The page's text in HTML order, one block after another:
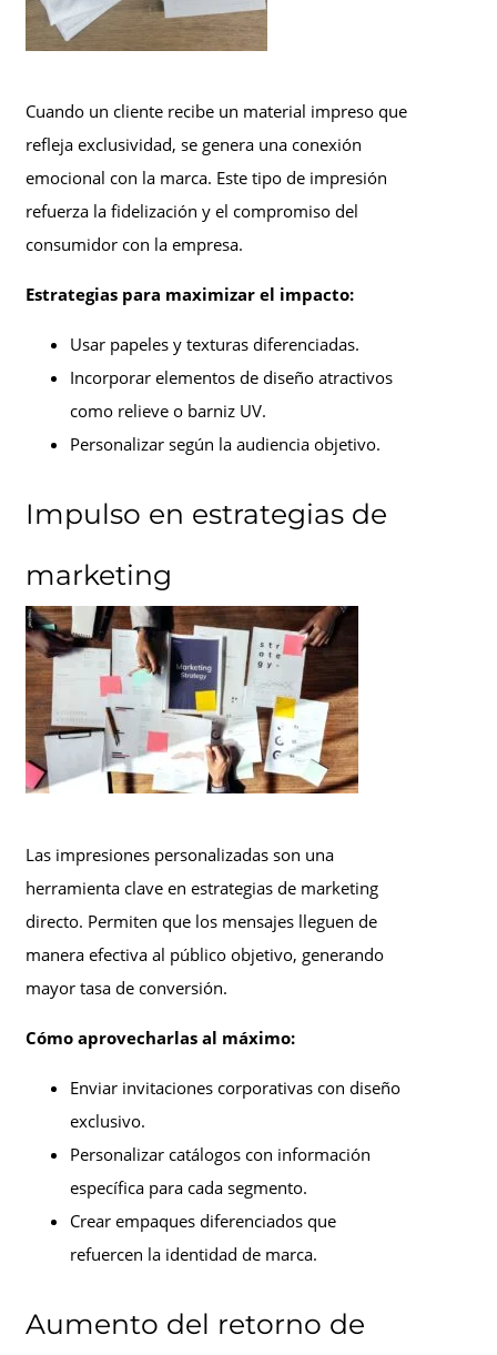
Cuando un cliente recibe un material impreso que
refleja exclusividad, se genera una conexión
emocional con la marca. Este tipo de impresión
refuerza la fidelización y el compromiso del
consumidor con la empresa.
Estrategias para maximizar el impacto:
Usar papeles y texturas diferenciadas.
Incorporar elementos de diseño atractivos
como relieve o barniz UV.
Personalizar según la audiencia objetivo.
Impulso en estrategias de
marketing
Las impresiones personalizadas son una
herramienta clave en estrategias de marketing
directo. Permiten que los mensajes lleguen de
manera efectiva al público objetivo, generando
mayor tasa de conversión.
Cómo aprovecharlas al máximo:
Enviar invitaciones corporativas con diseño
exclusivo.
Personalizar catálogos con información
específica para cada segmento.
Crear empaques diferenciados que
refuercen la identidad de marca.
Aumento del retorno de